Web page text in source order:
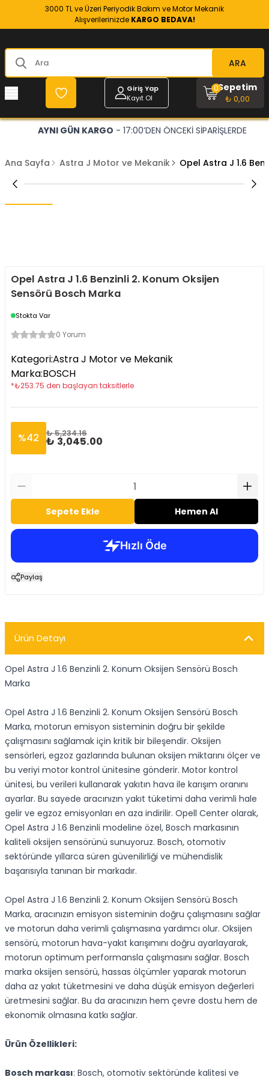
3000 TL ve Üzeri Periyodik Bakım ve Motor Mekanik
Alışverilerinizde KARGO BEDAVA!
ARA
Giriş Yap
Kayıt Ol
Sepetim
₺ 0,00
0
AYNI GÜN KARGO - 17:00’DEN ÖNCEKİ SİPARİŞLERDE
Ana Sayfa Astra J Motor ve Mekanik Opel Astra J 1.6
Opel Astra J 1.6 Benzinli 2. Konum Oksijen
Sensörü Bosch Marka
Stokta Var
0 Yorum
Kategori:Astra J Motor ve Mekanik
Marka:BOSCH
*₺253.75 den başlayan taksitlerle
%42 ₺ 5,234.16
₺ 3,045.00
Sepete Ekle Hemen Al
Paylaş
Ürün Detayı
Opel Astra J 1.6 Benzinli 2. Konum Oksijen Sensörü Bosch
Marka
Opel Astra J 1.6 Benzinli 2. Konum Oksijen Sensörü Bosch
Marka, motorun emisyon sisteminin doğru bir şekilde
çalışmasını sağlamak için kritik bir bileşendir. Oksijen
sensörleri, egzoz gazlarında bulunan oksijen miktarını ölçer ve
bu veriyi motor kontrol ünitesine gönderir. Motor kontrol
ünitesi, bu verileri kullanarak yakıtın hava ile karışım oranını
ayarlar. Bu sayede aracınızın yakıt tüketimi daha verimli hale
gelir ve egzoz emisyonları en aza indirilir. Opell Center olarak,
Opel Astra J 1.6 Benzinli modeline özel, Bosch markasının
kaliteli oksijen sensörünü sunuyoruz. Bosch, otomotiv
sektöründe yıllarca süren güvenilirliği ve mühendislik
başarısıyla tanınan bir markadır.
Opel Astra J 1.6 Benzinli 2. Konum Oksijen Sensörü Bosch
Marka, aracınızın emisyon sisteminin doğru çalışmasını sağlar
ve motorun daha verimli çalışmasına yardımcı olur. Oksijen
sensörü, motorun hava-yakıt karışımını doğru ayarlayarak,
motorun optimum performansla çalışmasını sağlar. Bosch
marka oksijen sensörü, hassas ölçümler yaparak motorun
daha az yakıt tüketmesini ve daha düşük emisyon değerleri
üretmesini sağlar. Bu da aracınızın hem çevre dostu hem de
ekonomik olmasına katkı sağlar.
Ürün Özellikleri:
Bosch markası: Bosch, otomotiv sektöründe kalitesi ve